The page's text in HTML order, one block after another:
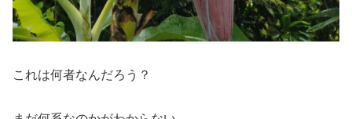
これは何者なんだろう？